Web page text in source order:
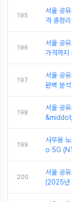
195
서울 공
격 총정리
196
서울 공
가격까지
197
서울 공
완벽 분석
198
서울 공
199
사무용
o 5G
200
서울 공
(2025년